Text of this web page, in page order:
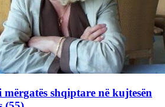
shqiptare në kujtesën